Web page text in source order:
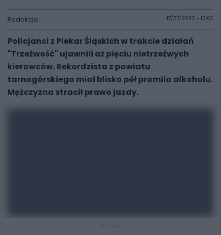
Redakcja 17/07/2023 - 12:00
Policjanci z Piekar Śląskich w trakcie działań
"Trzeźwość" ujawnili aż pięciu nietrzeźwych
kierowców. Rekordzista z powiatu
tarnogórskiego miał blisko pół promila alkoholu.
Mężczyzna stracił prawo jazdy.